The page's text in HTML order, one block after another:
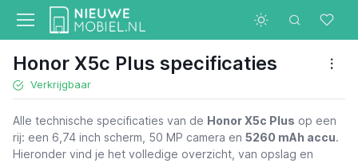
Honor X5c Plus specificaties
Verkrijgbaar
Alle technische specificaties van de Honor X5c Plus op een
rij: een 6,74 inch scherm, 50 MP camera en 5260 mAh accu.
Hieronder vind je het volledige overzicht, van opslag en